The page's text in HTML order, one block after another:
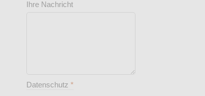
Ihre Nachricht
Datenschutz *